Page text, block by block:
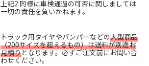
上記2.同様に車検通過の可否に関しましては
一切の責任を負いかねます。
トラック用タイヤやバンパーなどの大型商品
（200サイズを超えるもの）は送料が別途お
見積りとなります。必ずご注文前にお問い合
わせください。